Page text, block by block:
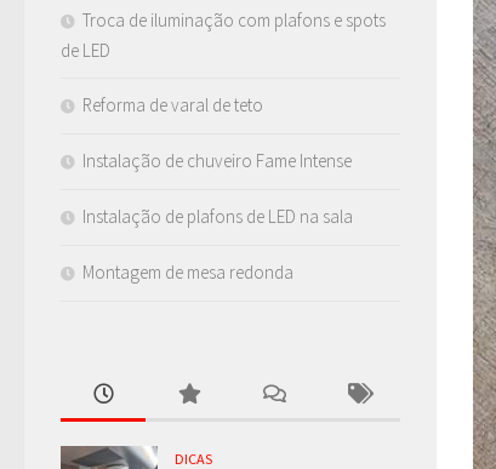
Troca de iluminação com plafons e spots
de LED
Reforma de varal de teto
Instalação de chuveiro Fame Intense
Instalação de plafons de LED na sala
Montagem de mesa redonda
DICAS